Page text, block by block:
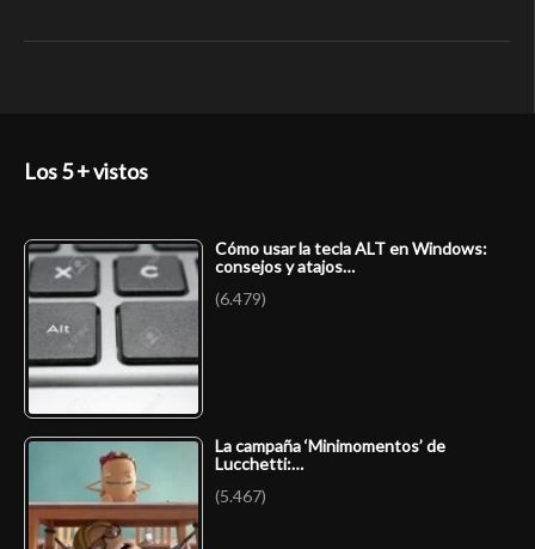
Los 5 + vistos
Cómo usar la tecla ALT en Windows:
consejos y atajos…
(6.479)
La campaña ‘Minimomentos’ de
Lucchetti:…
(5.467)